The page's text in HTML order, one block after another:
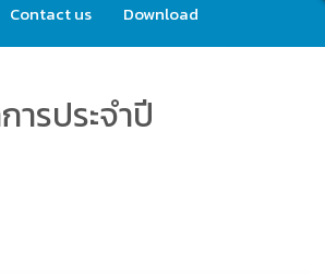
Contact us Download
ารประจำปี